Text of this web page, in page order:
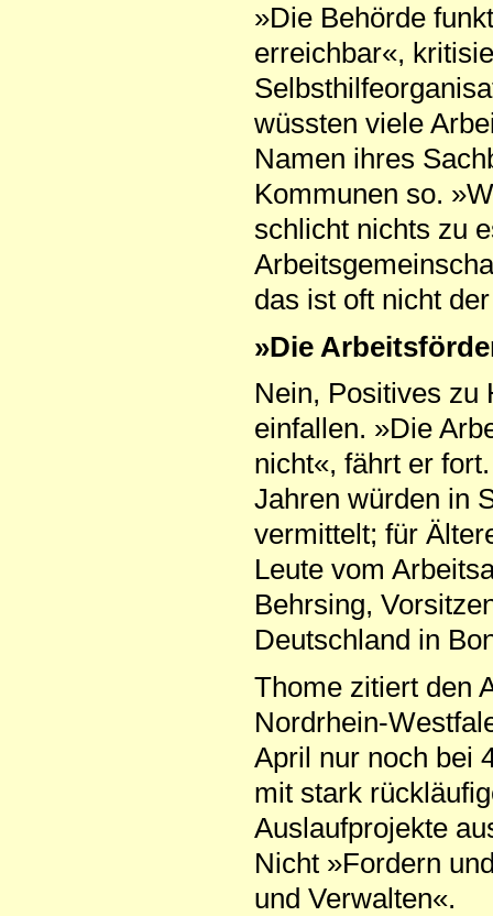
»Die Behörde
erreichbar«,
wüssten viele
Namen ihres
Kommunen so.
schlicht nichts zu
das ist oft nicht
»Die
Nein, Positives zu
einfallen. »Die
nicht«, fährt er
Jahren würden in
vermittelt; für
Leute vom
Behrsing,
Deutschland in
Thome zitiert den
Nordrhein-
April nur noch bei
mit stark
Auslaufprojekte
Nicht »Fordern
und Verwalten«.